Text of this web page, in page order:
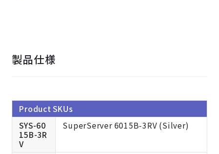
製品仕様
Product SKUs
SYS-60
15B-3R
V
SuperServer 6015B-3RV (Silver)